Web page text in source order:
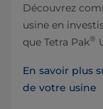
Découvrez
usine en
que Tetra Pak®
En savoir plus
de votre usine